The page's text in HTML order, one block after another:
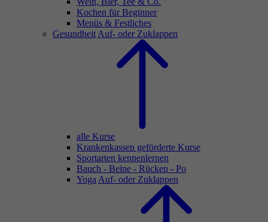
Kochen für Beginner
Menüs & Festliches
Gesundheit Auf- oder Zuklappen
alle Kurse
Krankenkassen geförderte Kurse
Sportarten kennenlernen
Bauch - Beine - Rücken - Po
Yoga Auf- oder Zuklappen